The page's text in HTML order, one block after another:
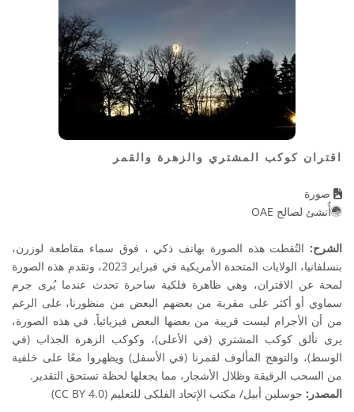
اقتران كوكب المشتري والزهرة والقمر
صورة
أُنشئ لصالح OAE
الشرح: التُقطت هذه الصورة بهاتف ذكي ، فوق سماء مقاطعة لوزرن،
بنسلفانيا، الولايات المتحدة الأمريكية في فبراير 2023، وتقدم هذه الصورة
لمحة عن الاقتران، وهي ظاهرة فلكية ساحرة تحدث عندما يُرى جرم
سماوي أو أكثر على مقربة من بعضهم البعض من منظورنا، على الرغم
من أن الأجرام ليست قريبة من بعضها البعض فيزيائياً. في هذه الصورة،
يرى تألق كوكب المشتري (في الأعلى)، وكوكب الزهرة الجذاب (في
الوسط)، والتوهج المألوف لقمرنا (في الأسفل) ويظهروا معًا على خلفية
من السحب الرقيقة وظلال الأشجار، مما يجعلها لحظة تستحق التقدير.
المصدر: جوسلين أبيل/ مكتب الإتحاد الفلكى للتعليم (CC BY 4.0)